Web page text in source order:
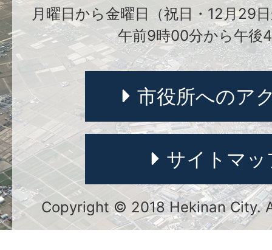
月曜日から金曜日（祝日・12月29
午前9時00分から午後
市役所へのア
サイトマッ
Copyright © 2018 Hekinan City.